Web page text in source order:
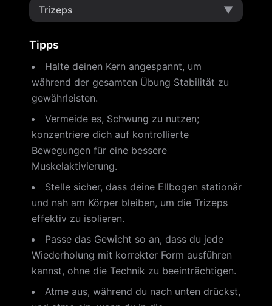
Trizeps
▼
Tipps
Halte deinen Kern angespannt, um
während der gesamten Übung Stabilität zu
gewährleisten.
Vermeide es, Schwung zu nutzen;
konzentriere dich auf kontrollierte
Bewegungen für eine bessere
Muskelaktivierung.
Stelle sicher, dass deine Ellbogen stationär
und nah am Körper bleiben, um die Trizeps
effektiv zu isolieren.
Passe das Gewicht so an, dass du jede
Wiederholung mit korrekter Form ausführen
kannst, ohne die Technik zu beeinträchtigen.
Atme aus, während du nach unten drückst,